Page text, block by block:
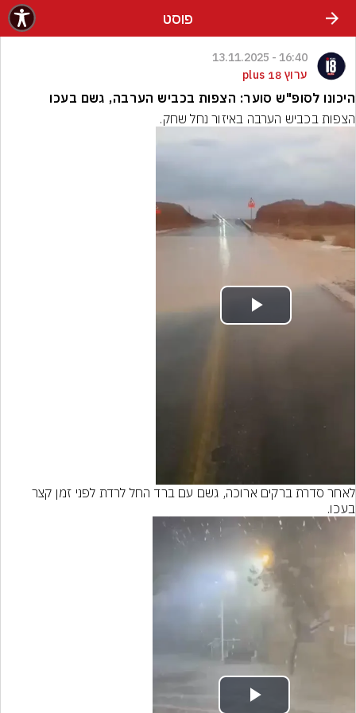
פוסט
16:40 - 13.11.2025
ערוץ 18 plus
היכונו לסופ"ש סוער: הצפות בכביש הערבה, גשם בעכו
הצפות בכביש הערבה באיזור נחל שחק.
Play
בעכו.